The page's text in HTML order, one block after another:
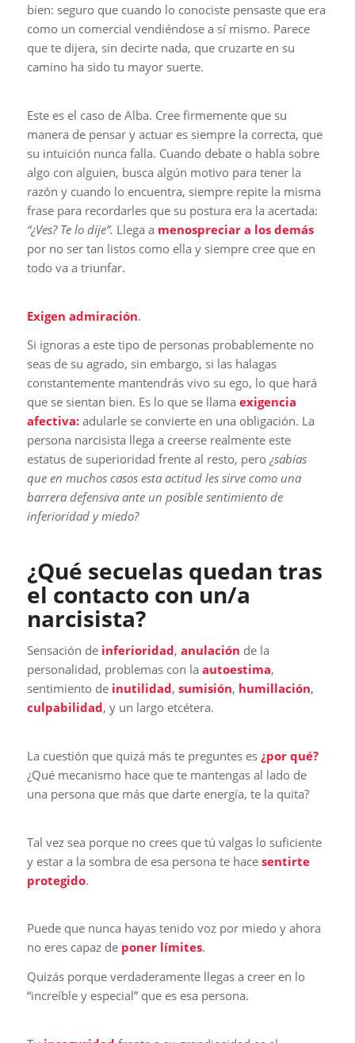
bien: seguro que cuando lo conociste pensaste que era
como un comercial vendiéndose a sí mismo. Parece
que te dijera, sin decirte nada, que cruzarte en su
camino ha sido tu mayor suerte.
Este es el caso de Alba. Cree firmemente que su
manera de pensar y actuar es siempre la correcta, que
su intuición nunca falla. Cuando debate o habla sobre
algo con alguien, busca algún motivo para tener la
razón y cuando lo encuentra, siempre repite la misma
frase para recordarles que su postura era la acertada:
“¿Ves? Te lo dije”. Llega a menospreciar a los demás
por no ser tan listos como ella y siempre cree que en
todo va a triunfar.
Exigen admiración.
Si ignoras a este tipo de personas probablemente no
seas de su agrado, sin embargo, si las halagas
constantemente mantendrás vivo su ego, lo que hará
que se sientan bien. Es lo que se llama exigencia
afectiva: adularle se convierte en una obligación. La
persona narcisista llega a creerse realmente este
estatus de superioridad frente al resto, pero ¿sabías
que en muchos casos esta actitud les sirve como una
barrera defensiva ante un posible sentimiento de
inferioridad y miedo?
¿Qué secuelas quedan tras
el contacto con un/a
narcisista?
Sensación de inferioridad, anulación de la
personalidad, problemas con la autoestima,
sentimiento de inutilidad, sumisión, humillación,
culpabilidad, y un largo etcétera.
La cuestión que quizá más te preguntes es ¿por qué?
¿Qué mecanismo hace que te mantengas al lado de
una persona que más que darte energía, te la quita?
Tal vez sea porque no crees que tú valgas lo suficiente
y estar a la sombra de esa persona te hace sentirte
protegido.
Puede que nunca hayas tenido voz por miedo y ahora
no eres capaz de poner límites.
Quizás porque verdaderamente llegas a creer en lo
“increíble y especial” que es esa persona.